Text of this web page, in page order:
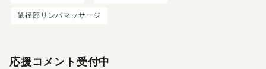
鼠径部リンパマッサージ
応援コメント受付中